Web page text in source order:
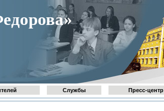
Службы Пресс-центр